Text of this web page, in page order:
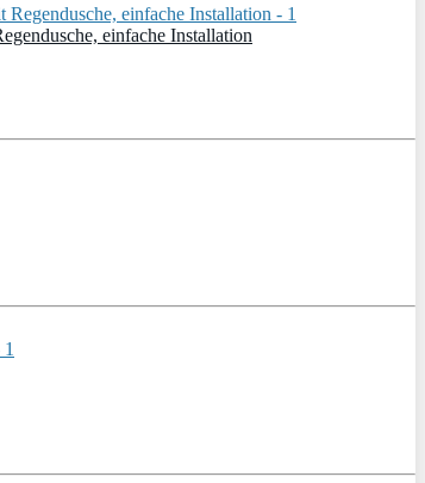
einfache Installation